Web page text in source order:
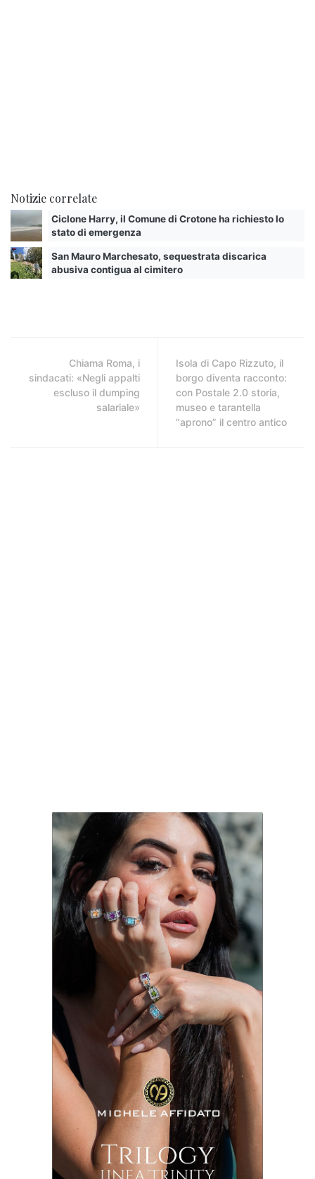
Notizie correlate
Ciclone Harry, il Comune di Crotone ha richiesto lo
stato di emergenza
San Mauro Marchesato, sequestrata discarica
abusiva contigua al cimitero
Chiama Roma, i
sindacati: «Negli appalti
escluso il dumping
salariale»
Isola di Capo Rizzuto, il
borgo diventa racconto:
con Postale 2.0 storia,
museo e tarantella
“aprono” il centro antico